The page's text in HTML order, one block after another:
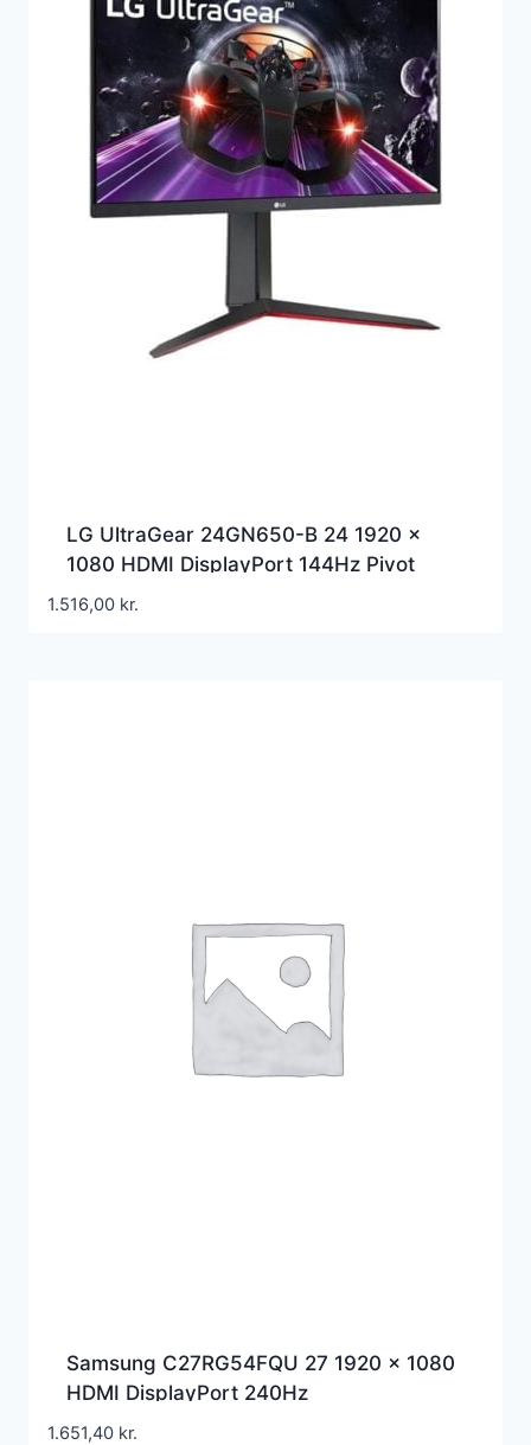
LG UltraGear 24GN650-B 24 1920 x
1080 HDMI DisplayPort 144Hz Pivot
Skærm – 24GN650-B
1.516,00 kr.
Samsung C27RG54FQU 27 1920 x 1080
HDMI DisplayPort 240Hz
1.651,40 kr.